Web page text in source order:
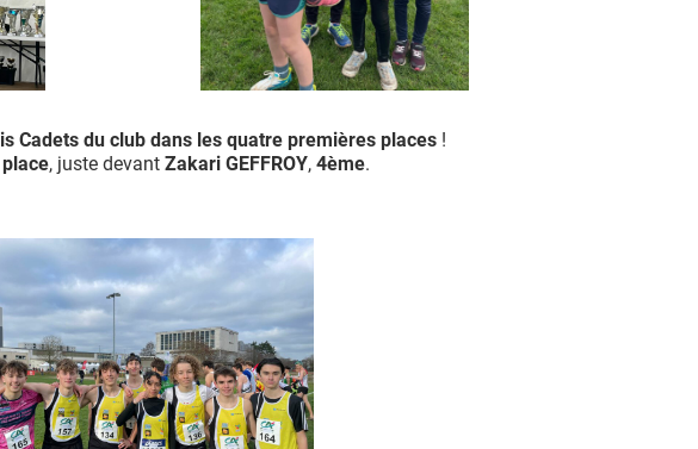
Cadets du club dans les quatre premières places !
place, juste devant Zakari GEFFROY, 4ème.